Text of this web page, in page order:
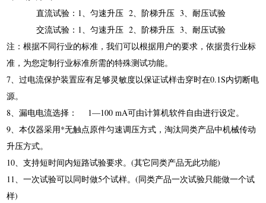
直流试验：1、匀速升压 2、阶梯升压 3、耐压试验
交流试验：1、匀速升压 2、阶梯升压 3、耐压试验
注：根据不同行业的标准，我们可以根据用户的要求，依据贵行业标
准，为您定制行业标准所需的特殊测试功能。
7、过电流保护装置应有足够灵敏度以保证试样击穿时在0.1S内切断电
源。
8、漏电电流选择： 1—100 mA可由计算机软件自由进行设定。
9、本仪器采用*无触点原件匀速调压方式，淘汰同类产品中机械传动
升压方式。
10、支持短时间内短路试验要求。(其它同类产品无此功能)
11、一次试验可以同时做5个试样。(同类产品一次试验只能做一个试
样)